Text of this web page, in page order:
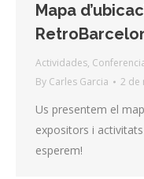
Mapa
Actividades,
By Carles Garcia 2 de
Us presentem el
expositors i
esperem!